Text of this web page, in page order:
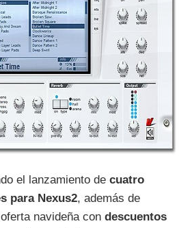
el lanzamiento de cuatro
para Nexus2, además de
navideña con descuentos